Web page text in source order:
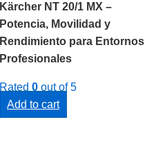
Kärcher NT 20/1 MX –
Potencia, Movilidad y
Rendimiento para Entornos
Profesionales
Rated 0 out of 5
Add to cart